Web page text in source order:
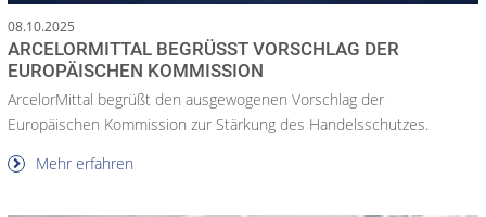
08.10.2025
ARCELORMITTAL BEGRÜSST VORSCHLAG DER E
UROPÄISCHEN KOMMISSION
ArcelorMittal begrüßt den ausgewogenen Vorschlag der
Europäischen Kommission zur Stärkung des Handelsschutzes.
Mehr erfahren